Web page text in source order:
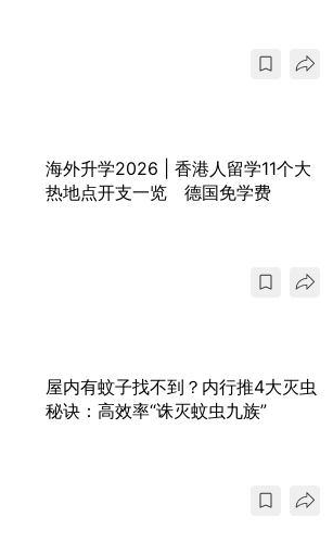
海外升学2026 | 香港人留学11个大
热地点开支一览 德国免学费
屋内有蚊子找不到？内行推4大灭虫
秘诀：高效率“诛灭蚊虫九族”